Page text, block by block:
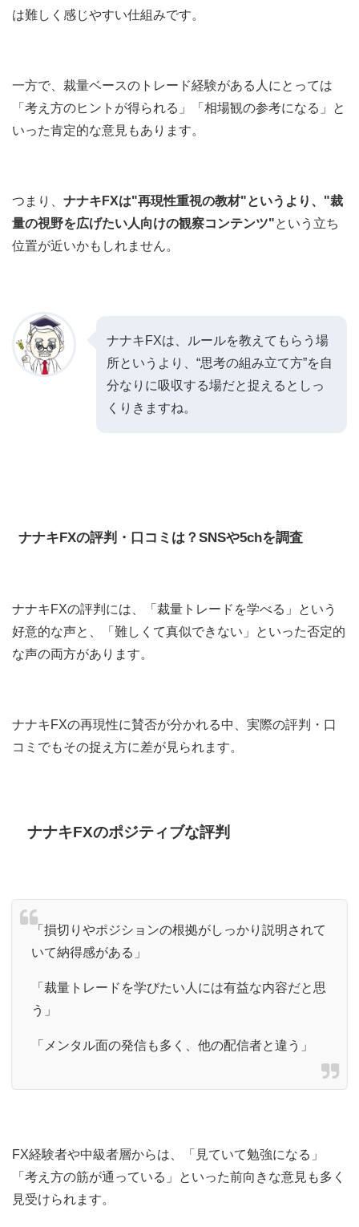
は難しく感じやすい仕組みです。
一方で、裁量ベースのトレード経験がある人にとっては
「考え方のヒントが得られる」「相場観の参考になる」と
いった肯定的な意見もあります。
つまり、 ナナキFXは"再現性重視の教材"というより、"裁
量の視野を広げたい人向けの観察コンテンツ"という立ち
位置が近いかもしれません。
ナナキFXは、ルールを教えてもらう場
所というより、“思考の組み立て方”を自
分なりに吸収する場だと捉えるとしっ
くりきますね。
ナナキFXの評判・口コミは？SNSや5chを調査
ナナキFXの評判には、「裁量トレードを学べる」という
好意的な声と、「難しくて真似できない」といった否定的
な声の両方があります。
ナナキFXの再現性に賛否が分かれる中、実際の評判・口
コミでもその捉え方に差が見られます。
ナナキFXのポジティブな評判
「損切りやポジションの根拠がしっかり説明されて
いて納得感がある」
「裁量トレードを学びたい人には有益な内容だと思
う」
「メンタル面の発信も多く、他の配信者と違う」
FX経験者や中級者層からは、「見ていて勉強になる」
「考え方の筋が通っている」といった前向きな意見も多く
見受けられます。